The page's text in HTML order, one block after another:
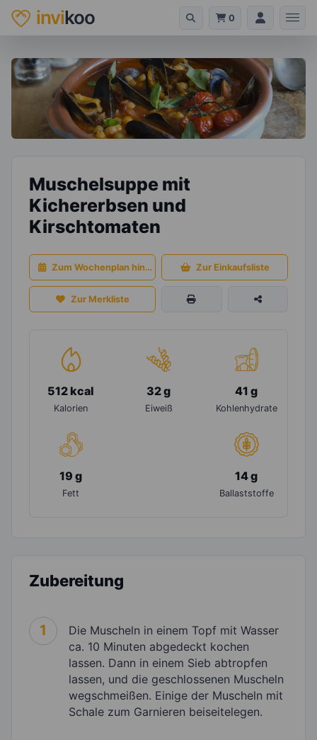
invikoo 0
Muschelsuppe mit
Kichererbsen und
Kirschtomaten
Zum Wochenplan hinzufügen Zur Einkaufsliste
Zur Merkliste
512 kcal
Kalorien
32 g
Eiweiß
41 g
Kohlenhydrate
19 g
Fett
14 g
Ballaststoffe
Zubereitung
1
Die Muscheln in einem Topf mit Wasser
ca. 10 Minuten abgedeckt kochen
lassen. Dann in einem Sieb abtropfen
lassen, und die geschlossenen Muscheln
wegschmeißen. Einige der Muscheln mit
Schale zum Garnieren beiseitelegen.